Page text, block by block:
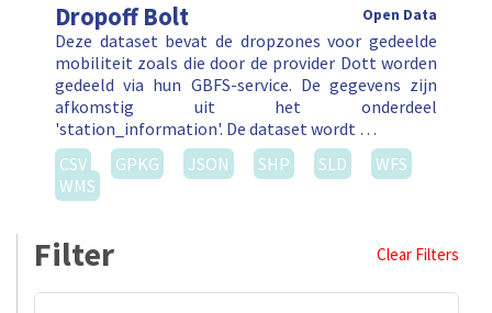
Dropoff Bolt Open Data
Deze dataset bevat de dropzones voor gedeelde
mobiliteit zoals die door de provider Dott worden
gedeeld via hun GBFS-service. De gegevens zijn
afkomstig uit het onderdeel
'station_information'. De dataset wordt …
CSV
GPKG JSON SHP SLD
WFS
WMS
Filter Clear Filters